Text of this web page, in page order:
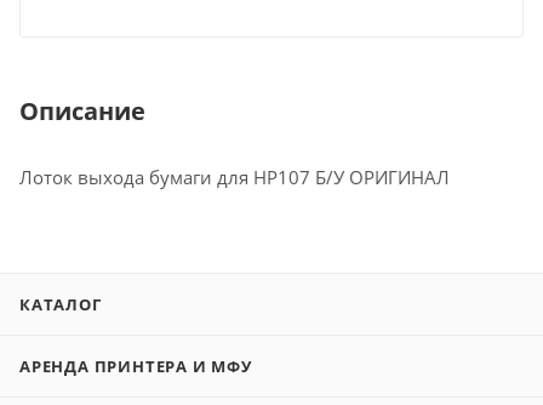
Описание
Лоток выхода бумаги для HP107 Б/У ОРИГИНАЛ
КАТАЛОГ
АРЕНДА ПРИНТЕРА И МФУ